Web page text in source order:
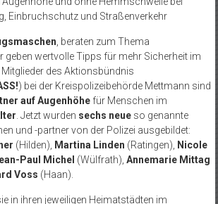
Einbruchschutz und Straßenverkehr
, beraten zum Thema
geben wertvolle Tipps für mehr Sicherheit im
Mitglieder des Aktionsbündnis
) bei der Kreispolizeibehörde Mettmann sind
auf Augenhöhefür Menschen im
. Jetzt wurden sechs neueso genannte
und -partner von der Polizei ausgebildet:
(Hilden), Martina Linden (Ratingen),
Nicole
Paul Michel (Wülfrath), Annemarie Mittag
Voss (Haan).
in ihren jeweiligen Heimatstädten im